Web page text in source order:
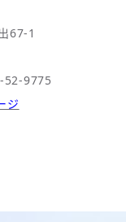
67-1
52-9775
ジ